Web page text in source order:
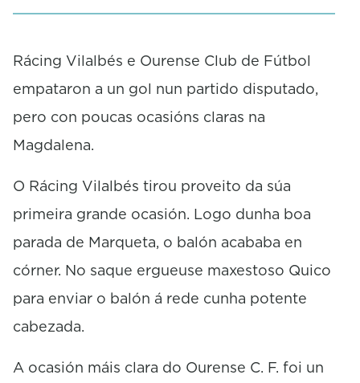
s
o
d
Rácing Vilalbés e Ourense Club de Fútbol
empataron a un gol nun partido disputado,
pero con poucas ocasións claras na
Magdalena.
O Rácing Vilalbés tirou proveito da súa
primeira grande ocasión. Logo dunha boa
parada de Marqueta, o balón acababa en
córner. No saque ergueuse maxestoso Quico
para enviar o balón á rede cunha potente
cabezada.
A ocasión máis clara do Ourense C. F. foi un